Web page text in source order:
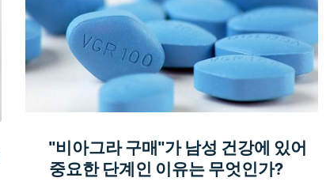
"비아그라 구매"가 남성 건강에 있어
중요한 단계인 이유는 무엇인가?